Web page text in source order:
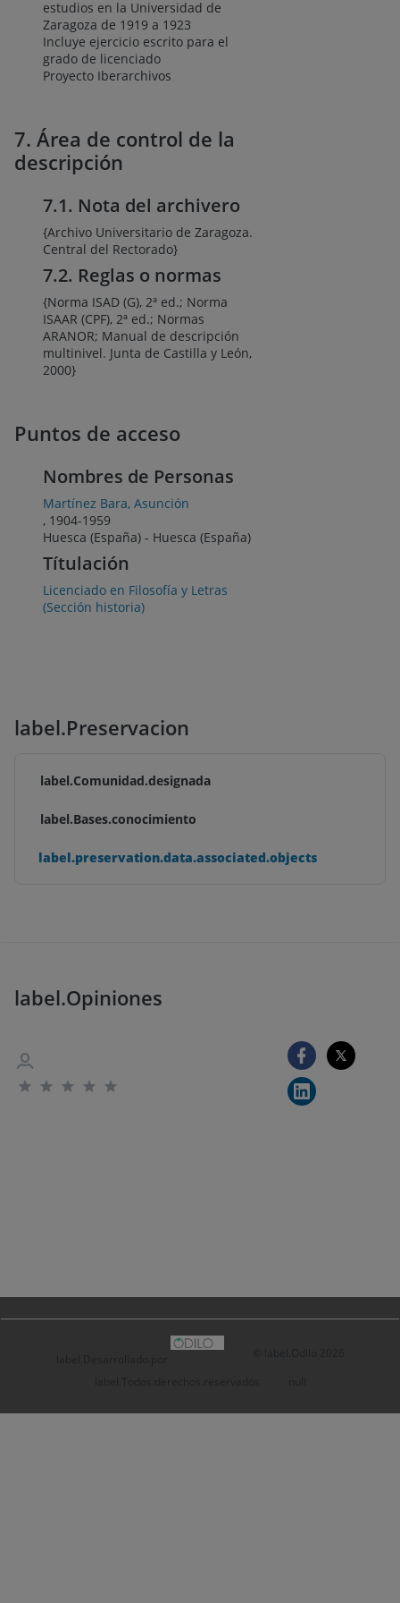
estudios en la Universidad de
Zaragoza de 1919 a 1923
Incluye ejercicio escrito para el
grado de licenciado
Proyecto Iberarchivos
7. Área de control de la
descripción
7.1. Nota del archivero
{Archivo Universitario de Zaragoza.
Central del Rectorado}
7.2. Reglas o normas
{Norma ISAD (G), 2ª ed.; Norma
ISAAR (CPF), 2ª ed.; Normas
ARANOR; Manual de descripción
multinivel. Junta de Castilla y León,
2000}
Puntos de acceso
Nombres de Personas
Martínez Bara, Asunción
, 1904-1959
Huesca (España) - Huesca (España)
Títulación
Licenciado en Filosofía y Letras
(Sección historia)
label.Preservacion
label.Comunidad.designada
label.Bases.conocimiento
label.preservation.data.associated.objects
label.Opiniones
label.Odilo